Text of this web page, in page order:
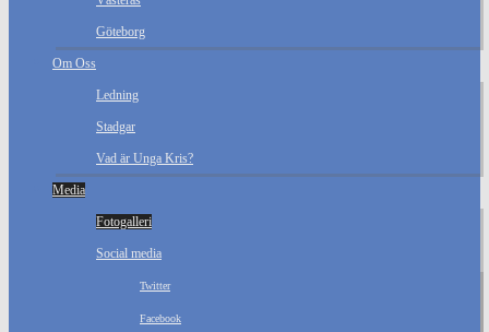
Göteborg
Om Oss
Ledning
Stadgar
Vad är Unga Kris?
Media
Fotogalleri
Social media
Twitter
Facebook